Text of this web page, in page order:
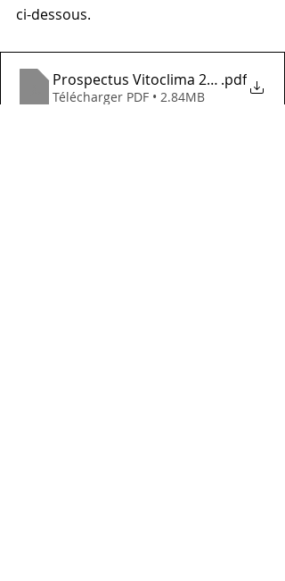
ci-dessous.
Prospectus Vitoclima 200-S Eco
.pdf
Télécharger PDF • 2.84MB